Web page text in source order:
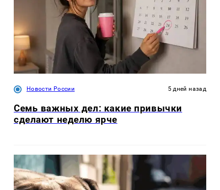
Новости России 5 дней назад
Семь важных дел: какие привычки
сделают неделю ярче